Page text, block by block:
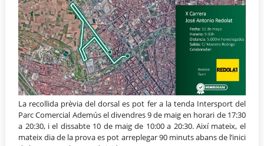
La recollida prèvia del dorsal es pot fer a la tenda Intersport del
Parc Comercial Ademús el divendres 9 de maig en horari de 17:30
a 20:30, i el dissabte 10 de maig de 10:00 a 20:30. Així mateix, el
mateix dia de la prova es pot arreplegar 90 minuts abans de l’inici